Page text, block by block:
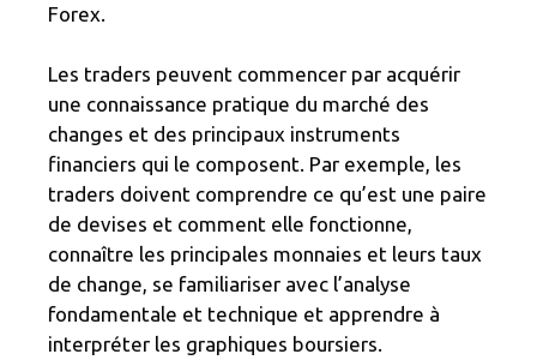
Forex.
Les traders peuvent commencer par acquérir
une connaissance pratique du marché des
changes et des principaux instruments
financiers qui le composent. Par exemple, les
traders doivent comprendre ce qu’est une paire
de devises et comment elle fonctionne,
connaître les principales monnaies et leurs taux
de change, se familiariser avec l’analyse
fondamentale et technique et apprendre à
interpréter les graphiques boursiers.